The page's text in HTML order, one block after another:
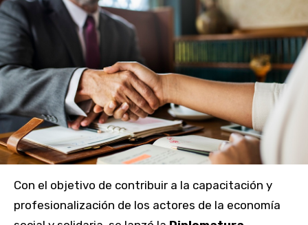
Con el objetivo de contribuir a la capacitación y
profesionalización de los actores de la economía